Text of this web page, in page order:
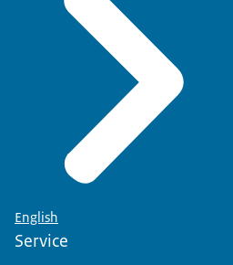
English
Service